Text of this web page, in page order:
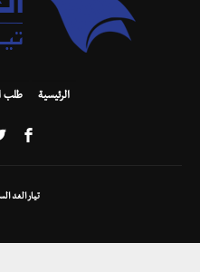
الرئيسية طلب
تيار الغد